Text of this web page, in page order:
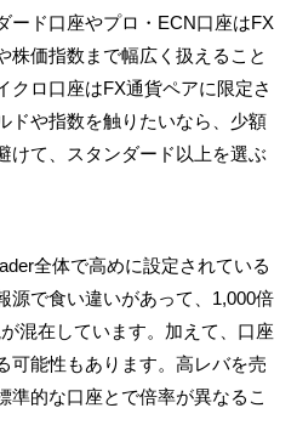
ード口座やプロ・ECN口座はFX
株価指数まで幅広く扱えること
クロ口座はFX通貨ペアに限定さ
ドや指数を触りたいなら、少額
けて、スタンダード以上を選ぶ
全体で高めに設定されている
源で食い違いがあって、1,000倍
混在しています。加えて、口座
可能性もあります。高レバを売
準的な口座とで倍率が異なるこ